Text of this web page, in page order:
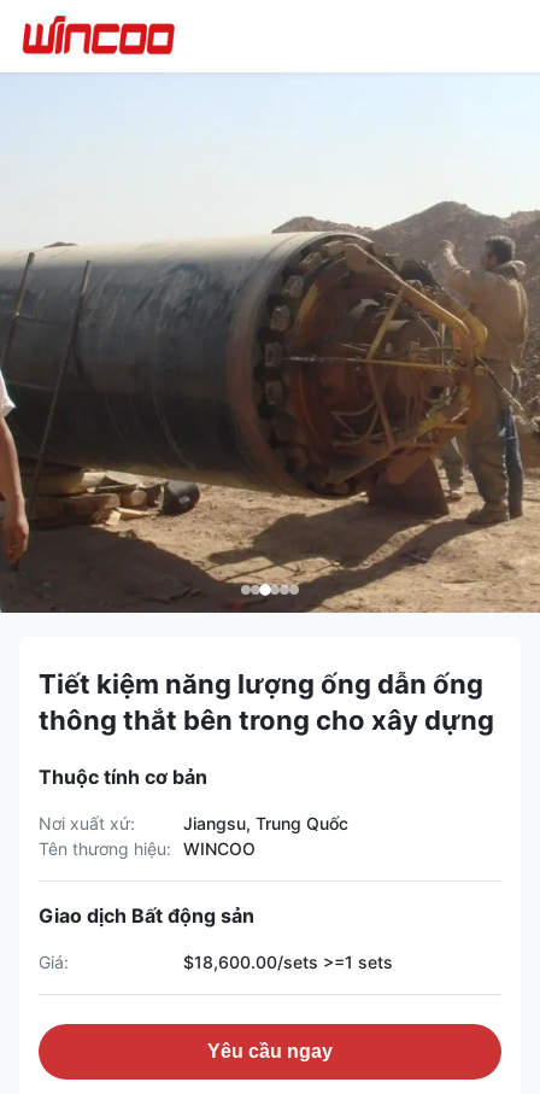
Tiết kiệm năng lượng ống dẫn ống
thông thắt bên trong cho xây dựng
Thuộc tính cơ bản
Nơi xuất xứ:
Jiangsu, Trung Quốc
Tên thương hiệu:
WINCOO
Giao dịch Bất động sản
Giá: $18,600.00/sets >=1 sets
Yêu cầu ngay